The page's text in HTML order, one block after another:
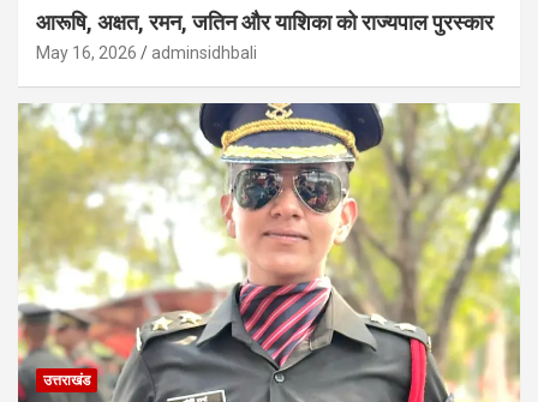
आरूषि, अक्षत, रमन, जतिन और याशिका को राज्यपाल पुरस्कार
May 16, 2026 adminsidhbali
उत्तराखंड